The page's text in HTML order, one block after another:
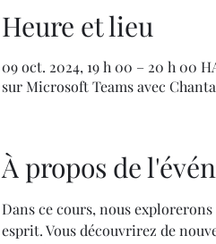
Heure et lieu
09 oct. 2024, 19 h 00 – 20 h 00
sur Microsoft Teams avec
À propos de
Dans ce cours, nous
esprit. Vous découvrirez de